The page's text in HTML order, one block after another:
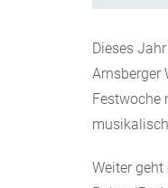
Dieses
Arnsberger
Festwoche
Weiter